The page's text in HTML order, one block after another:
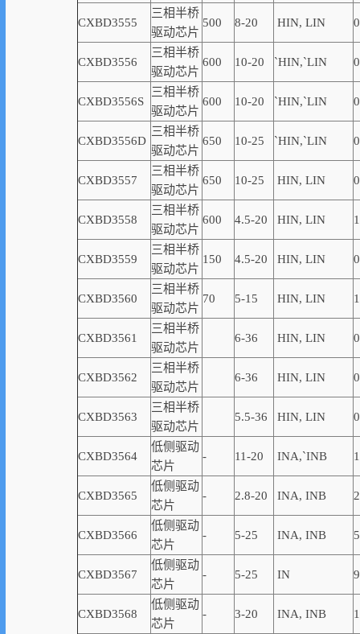
CXBD3555
三相半桥
驱动芯片
500 8-20 HIN, LIN
CXBD3556
三相半桥
驱动芯片
600 10-20 `HIN,`LIN
CXBD3556S
三相半桥
驱动芯片
600 10-20 `HIN,`LIN
CXBD3556D
三相半桥
驱动芯片
650 10-25 `HIN,`LIN
CXBD3557
三相半桥
驱动芯片
650 10-25 HIN, LIN
CXBD3558
三相半桥
驱动芯片
600 4.5-20 HIN, LIN
CXBD3559
三相半桥
驱动芯片
150 4.5-20 HIN, LIN 0
CXBD3560
三相半桥
驱动芯片
70 5-15 HIN, LIN
CXBD3561
三相半桥
驱动芯片
6-36 HIN, LIN
CXBD3562
三相半桥
驱动芯片
6-36 HIN, LIN
CXBD3563
三相半桥
驱动芯片
5.5-36 HIN, LIN
CXBD3564
低侧驱动
芯片
- 11-20 INA,`INB
CXBD3565
低侧驱动
芯片
- 2.8-20 INA, INB
CXBD3566
低侧驱动
芯片
- 5-25 INA, INB
CXBD3567
低侧驱动
芯片
- 5-25 IN
CXBD3568
低侧驱动
芯片
- 3-20 INA, INB